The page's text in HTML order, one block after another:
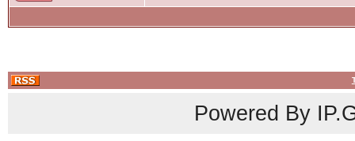
Powered By